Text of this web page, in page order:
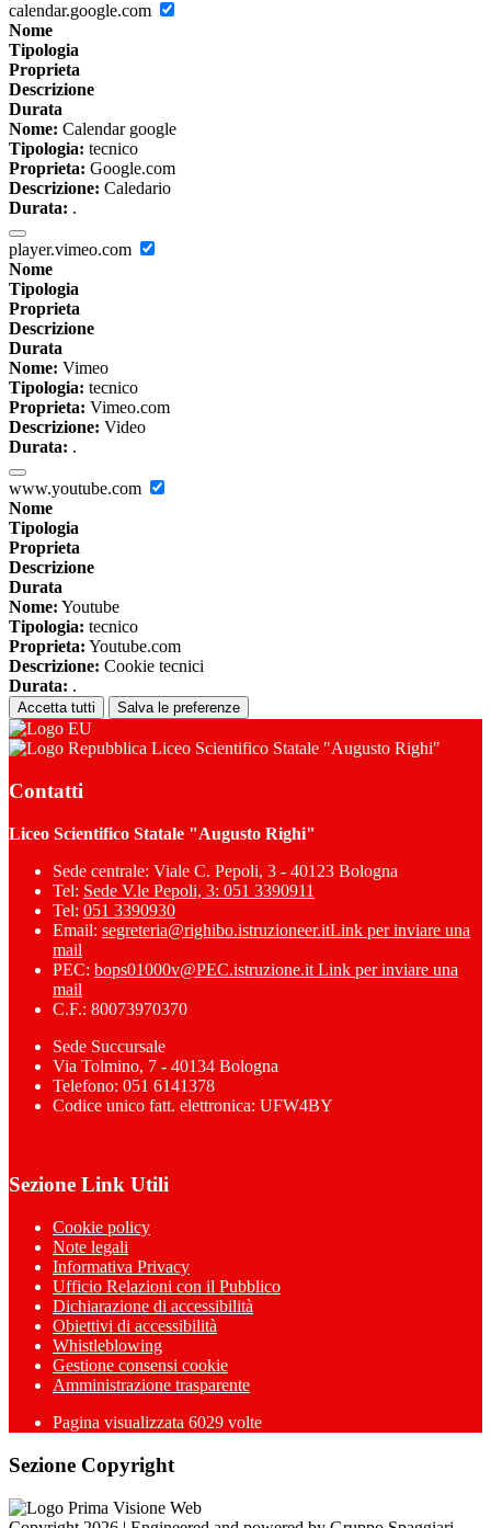
calendar.google.com
Nome
Tipologia
Proprieta
Descrizione
Durata
Nome: Calendar google
Tipologia: tecnico
Proprieta: Google.com
Descrizione: Caledario
Durata: .
player.vimeo.com
Nome
Tipologia
Proprieta
Descrizione
Durata
Nome: Vimeo
Tipologia: tecnico
Proprieta: Vimeo.com
Descrizione: Video
Durata: .
www.youtube.com
Nome
Tipologia
Proprieta
Descrizione
Durata
Nome: Youtube
Tipologia: tecnico
Proprieta: Youtube.com
Descrizione: Cookie tecnici
Durata: .
Accetta tutti Salva le preferenze
Liceo Scientifico Statale "Augusto Righi"
Contatti
Liceo Scientifico Statale "Augusto Righi"
Sede centrale: Viale C. Pepoli, 3 - 40123 Bologna
Tel: Sede V.le Pepoli, 3: 051 3390911
Tel: 051 3390930
Email: segreteria@righibo.istruzioneer.itLink per inviare una
mail
PEC: bops01000v@PEC.istruzione.it Link per inviare una
mail
C.F.: 80073970370
Sede Succursale
Via Tolmino, 7 - 40134 Bologna
Telefono: 051 6141378
Codice unico fatt. elettronica: UFW4BY
Sezione Link Utili
Cookie policy
Note legali
Informativa Privacy
Ufficio Relazioni con il Pubblico
Dichiarazione di accessibilità
Obiettivi di accessibilità
Whistleblowing
Gestione consensi cookie
Amministrazione trasparente
Pagina visualizzata 6029 volte
Sezione Copyright